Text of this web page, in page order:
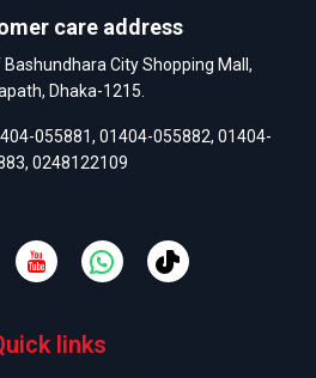
care address
City Shopping Mall,
Dhaka-1215.
055881, 01404-055882, 01404-
, 0248122109
links